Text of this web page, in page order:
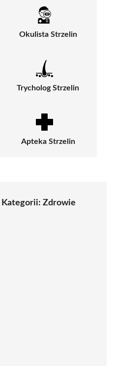
Okulista Strzelin
Trycholog Strzelin
Apteka Strzelin
Kategorii: Zdrowie